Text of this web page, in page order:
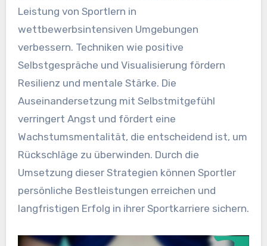
Leistung von Sportlern in
wettbewerbsintensiven Umgebungen
verbessern. Techniken wie positive
Selbstgespräche und Visualisierung fördern
Resilienz und mentale Stärke. Die
Auseinandersetzung mit Selbstmitgefühl
verringert Angst und fördert eine
Wachstumsmentalität, die entscheidend ist, um
Rückschläge zu überwinden. Durch die
Umsetzung dieser Strategien können Sportler
persönliche Bestleistungen erreichen und
langfristigen Erfolg in ihrer Sportkarriere sichern.